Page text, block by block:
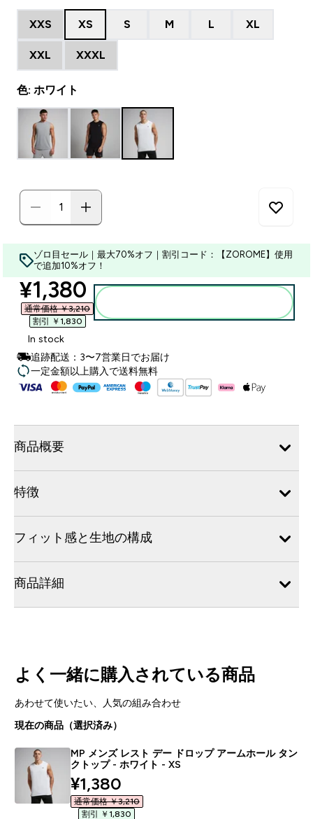
XXS XS S M L XL
XXL XXXL
色: ホワイト
ゾロ目セール｜最大70%オフ｜割引コード：【ZOROME】使用
で追加10%オフ！
discounted price
¥1,380‎
通常価格 ￥3,210‎
割引 ￥1,830‎
In stock
追跡配送：3〜7営業日でお届け
一定金額以上購入で送料無料
商品概要
特徴
フィット感と生地の構成
商品詳細
よく一緒に購入されている商品
あわせて使いたい、人気の組み合わせ
現在の商品（選択済み）
MP メンズ レスト デー ドロップ アームホール タン
クトップ - ホワイト - XS
discounted price
¥1,380‎
通常価格 ￥3,210‎
割引 ￥1,830‎